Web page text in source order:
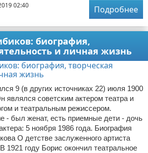
02:40
Подробнее
биография,
и личная жизнь
9 (в других источниках 22) июля 1900
являлся советским актером театра и
и театральным режиссером.
- был женат, есть приемные дети - дочь
5 ноября 1986 года. Биография
О детстве заслуженного артиста
1921 году Борис окончил театральное